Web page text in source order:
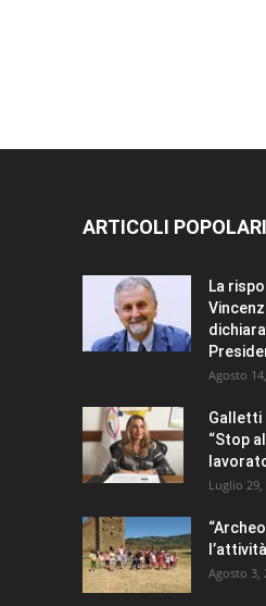
ARTICOLI POPOLARI
La
Agosto
Galletti
“Stop
Luglio 29,
Agosto 3,